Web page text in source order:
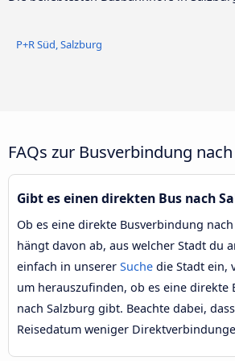
P+R Süd, Salzburg
FAQs zur Busverbindung
Gibt es einen direkten Bus nach
Ob es eine direkte Busverbindung
hängt davon ab, aus welcher Stadt du
einfach in unserer Suche die Stadt ein,
um herauszufinden, ob es eine direkte
nach Salzburg gibt. Beachte dabei,
Reisedatum weniger